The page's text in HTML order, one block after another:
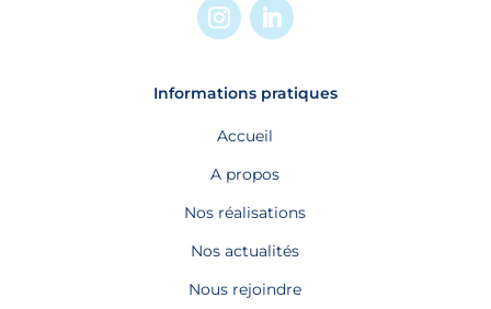
Informations pratiques
Accueil
A propos
Nos réalisations
Nos actualités
Nous rejoindre